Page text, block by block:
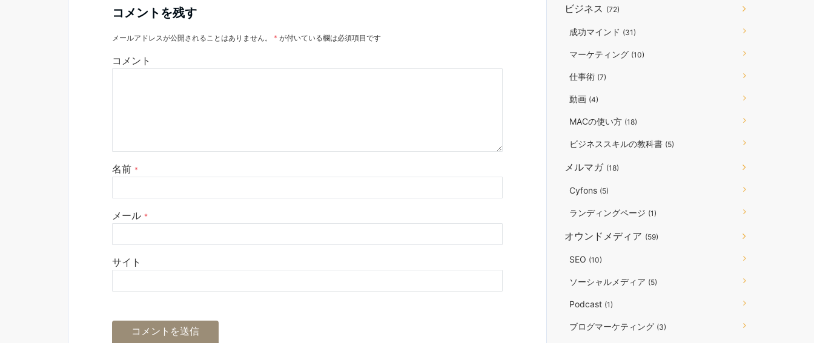
コメントを残す
メールアドレスが公開されることはありません。 * が付いている欄は必須項目です
コメント
名前 *
メール *
サイト
ビジネス (72)
成功マインド (31)
マーケティング (10)
仕事術 (7)
動画 (4)
MACの使い方 (18)
ビジネススキルの教科書 (5)
メルマガ (18)
Cyfons (5)
ランディングページ (1)
オウンドメディア (59)
SEO (10)
ソーシャルメディア (5)
Podcast (1)
ブログマーケティング (3)